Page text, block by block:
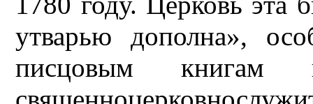
утварью дополна»,
писцовым